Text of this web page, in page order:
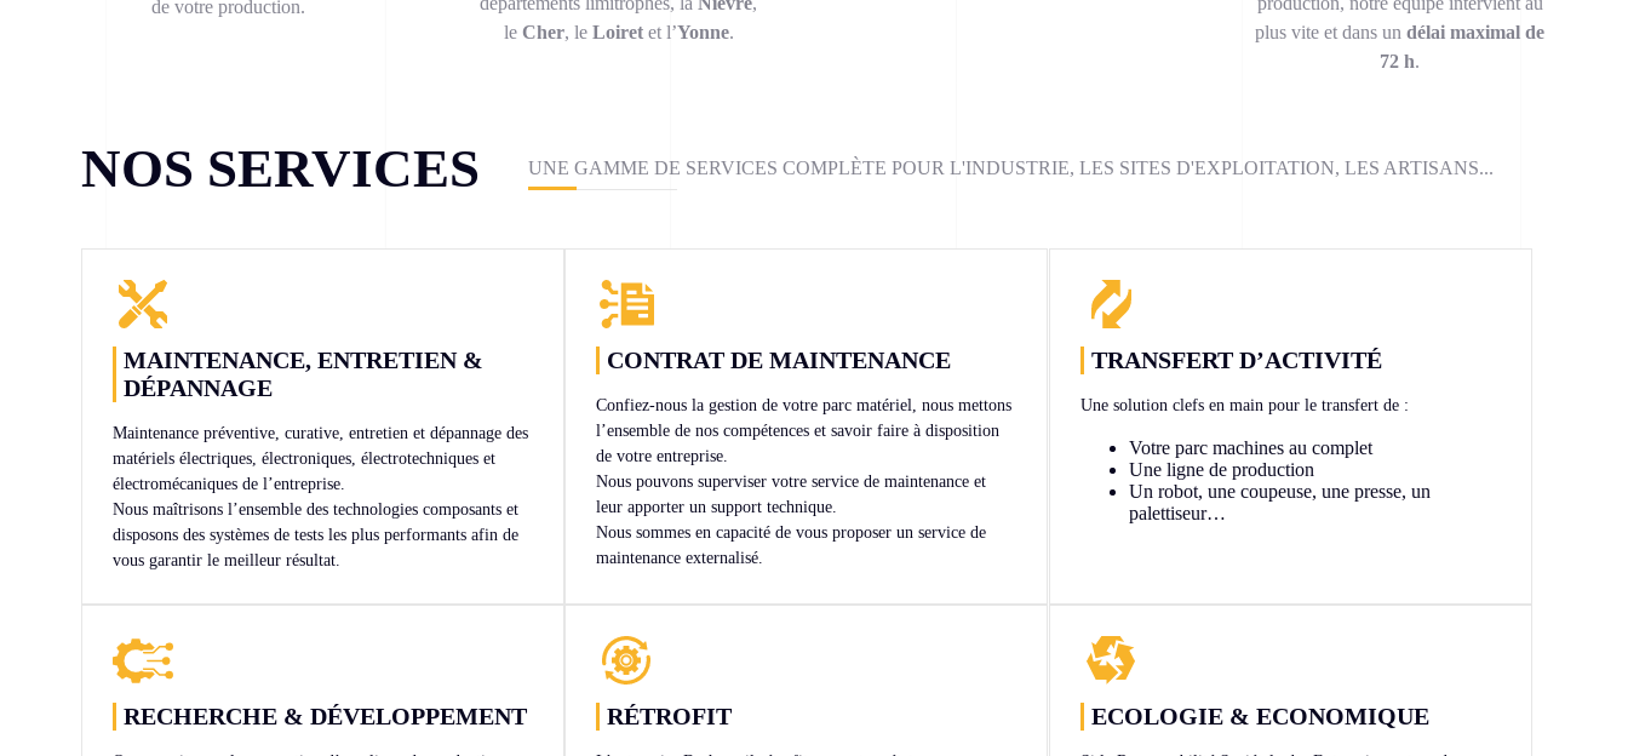
de votre production.
le Cher, le Loiretet l’Yonne.
plus vite et dans undélai maximal de
72 h.
NOS SERVICES UNE GAMME DE SERVICES COMPLÈTE POUR L'INDUSTRIE, LES SITES D'EXPLOITATION, LES ARTISANS...
MAINTENANCE, ENTRETIEN &
DÉPANNAGE
Maintenance préventive, curative, entretien et dépannage des
matériels électriques, électroniques, électrotechniques et
électromécaniques de l’entreprise.
Nous maîtrisons l’ensemble des technologies composants et
disposons des systèmes de tests les plus performants afin de
vous garantir le meilleur résultat.
CONTRAT DE MAINTENANCE
Confiez-nous la gestion de votre parc matériel, nous mettons
l’ensemble de nos compétences et savoir faire à disposition
de votre entreprise.
Nous pouvons superviser votre service de maintenance et
leur apporter un support technique.
Nous sommes en capacité de vous proposer un service de
maintenance externalisé.
TRANSFERT D’ACTIVITÉ
Une solution clefs en main pour le transfert de :
Votre parc machines au complet
Une ligne de production
Un robot, une coupeuse, une presse, un
palettiseur…
RECHERCHE & DÉVELOPPEMENT RÉTROFIT ECOLOGIE & ECONOMIQUE